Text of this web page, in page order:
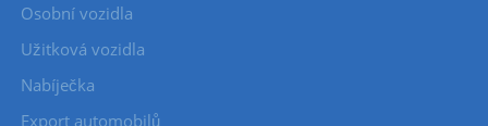
Osobní vozidla
Užitková vozidla
Nabíječka
Export automobilů